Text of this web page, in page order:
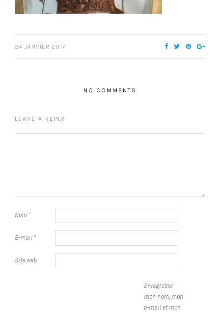
24 JANVIER 2017
NO COMMENTS
LEAVE A REPLY
Nom *
E-mail *
Site web
Enregistrer
mon nom, mon
e-mail et mon